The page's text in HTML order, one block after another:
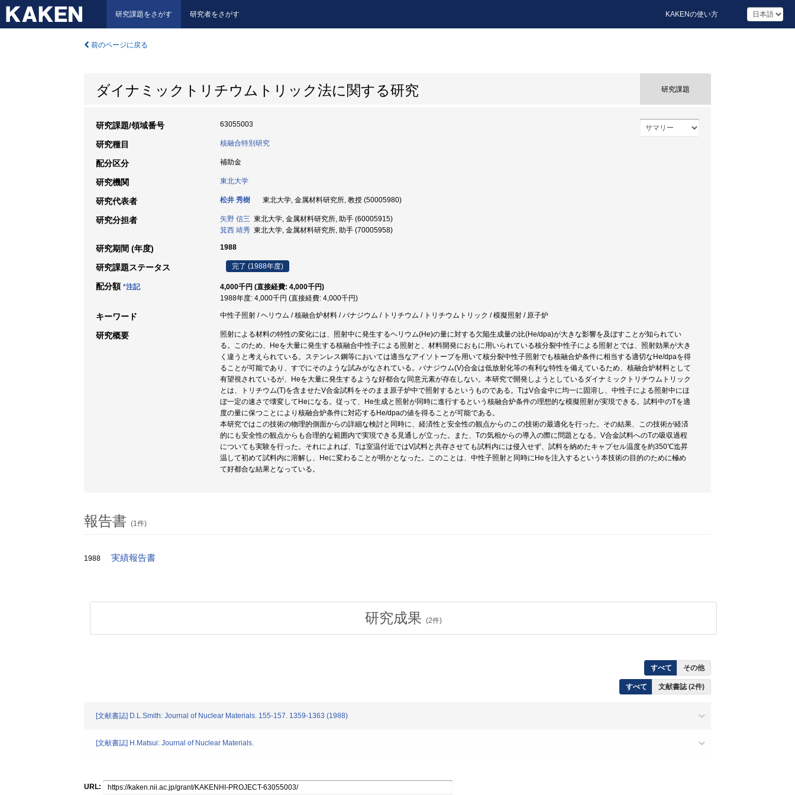
研究課題をさがす 研究者をさがす KAKENの使い方
前のページに戻る
ダイナミックトリチウムトリック法に関する研究 研究課題
研究課題/領域番号 63055003
研究種目 核融合特別研究
配分区分 補助金
研究機関 東北大学
研究代表者 松井 秀樹 東北大学, 金属材料研究所, 教授 (50005980)
研究分担者 矢野 信三 東北大学, 金属材料研究所, 助手 (60005915)
箕西 靖秀 東北大学, 金属材料研究所, 助手 (70005958)
研究期間 (年度) 1988
研究課題ステータス 完了 (1988年度)
配分額 *注記
4,000千円 (直接経費: 4,000千円)
1988年度: 4,000千円 (直接経費: 4,000千円)
キーワード 中性子照射 / ヘリウム / 核融合炉材料 / バナジウム / トリチウム / トリチウムトリック / 模擬照射 / 原子炉
研究概要
照射による材料の特性の変化には、照射中に発生するヘリウム(He)の量に対する欠陥生成量の比(He/dpa)が大きな影響を及ぼすことが知られてい
る。このため、Heを大量に発生する核融合中性子による照射と、材料開発におもに用いられている核分裂中性子による照射とでは、照射効果が大き
く違うと考えられている。ステンレス鋼等においては適当なアイソトープを用いて核分裂中性子照射でも核融合炉条件に相当する適切なHe/dpaを得
ることが可能であり、すでにそのような試みがなされている。バナジウム(V)合金は低放射化等の有利な特性を備えているため、核融合炉材料として
有望視されているが、Heを大量に発生するような好都合な同意元素が存在しない。本研究で開発しようとしているダイナミックトリチウムトリック
とは、トリチウム(T)を含ませたV合金試料をそのまま原子炉中で照射するというものである。TはV合金中に均一に固溶し、中性子による照射中にほ
ぼ一定の速さで壊変してHeになる。従って、He生成と照射が同時に進行するという核融合炉条件の理想的な模擬照射が実現できる。試料中のTを適
度の量に保つことにより核融合炉条件に対応するHe/dpaの値を得ることが可能である。
本研究ではこの技術の物理的側面からの詳細な検討と同時に、経済性と安全性の観点からのこの技術の最適化を行った。その結果、この技術が経済
的にも安全性の観点からも合理的な範囲内で実現できる見通しが立った。また、Tの気相からの導入の際に問題となる。V合金試料へのTの吸収過程
についても実験を行った。それによれば、Tは室温付近ではV試料と共存させても試料内には侵入せず、試料を納めたキャプセル温度を約350℃迄昇
温して初めて試料内に溶解し、Heに変わることが明かとなった。このことは、中性子照射と同時にHeを注入するという本技術の目的のために極め
て好都合な結果となっている。
報告書 (1件)
1988 実績報告書
研究成果 (2件)
すべて その他
すべて 文献書誌 (2件)
[文献書誌] D.L.Smith: Journal of Nuclear Materials. 155-157. 1359-1363 (1988)
[文献書誌] H.Matsui: Journal of Nuclear Materials.
URL: